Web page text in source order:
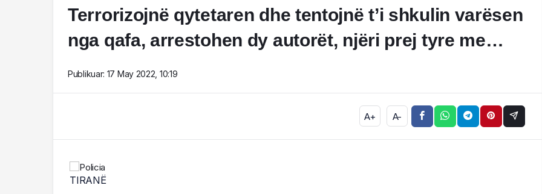
Terrorizojnë qytetaren dhe tentojnë t’i shkulin varësen
nga qafa, arrestohen dy autorët, njëri prej tyre me…
Publikuar: 17 May 2022, 10:19
A+ A-
TIRANË